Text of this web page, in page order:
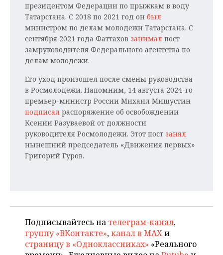
президентом Федерации по прыжкам в воду
Татарстана. С 2018 по 2021 год он был
министром по делам молодежи Татарстана. С
сентября 2021 года Фаттахов занимал пост
замруководителя Федерального агентства по
делам молодежи.
Его уход произошел после смены руководства
в Росмолодежи. Напомним, 14 августа 2024-го
премьер-министр России Михаил Мишустин
подписал распоряжение об освобождении
Ксении Разуваевой от должности
руководителя Росмолодежи. Этот пост занял
нынешний председатель «Движения первых»
Григорий Гуров.
Подписывайтесь на телеграм-канал,
группу «ВКонтакте»,канал в MAXи
страницу в «Одноклассниках» «Реального